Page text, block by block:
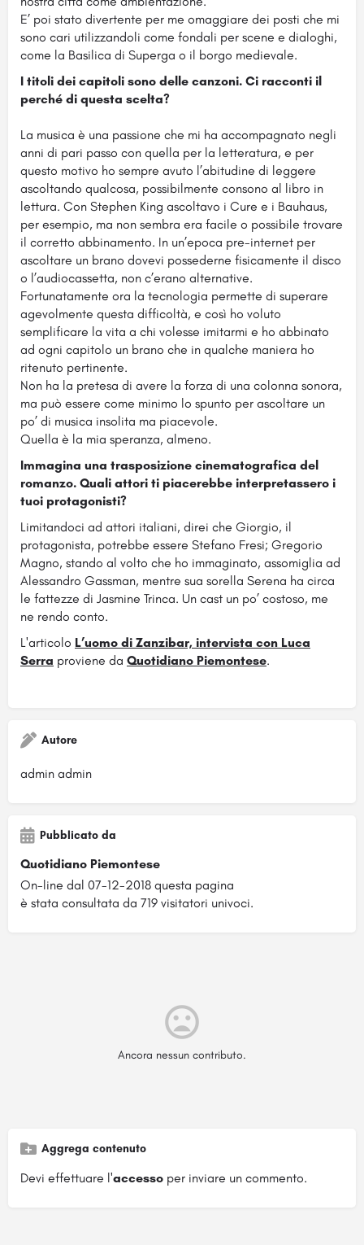
E’ poi stato divertente per me omaggiare dei posti che mi
sono cari utilizzandoli come fondali per scene e dialoghi,
come la Basilica di Superga o il borgo medievale.
I titoli dei capitoli sono delle canzoni. Ci racconti il
perché di questa scelta?
La musica è una passione che mi ha accompagnato negli
anni di pari passo con quella per la letteratura, e per
questo motivo ho sempre avuto l’abitudine di leggere
ascoltando qualcosa, possibilmente consono al libro in
lettura. Con Stephen King ascoltavo i Cure e i Bauhaus,
per esempio, ma non sembra era facile o possibile trovare
il corretto abbinamento. In un’epoca pre-internet per
ascoltare un brano dovevi possederne fisicamente il disco
o l’audiocassetta, non c’erano alternative.
Fortunatamente ora la tecnologia permette di superare
agevolmente questa difficoltà, e così ho voluto
semplificare la vita a chi volesse imitarmi e ho abbinato
ad ogni capitolo un brano che in qualche maniera ho
ritenuto pertinente.
Non ha la pretesa di avere la forza di una colonna sonora,
ma può essere come minimo lo spunto per ascoltare un
po’ di musica insolita ma piacevole.
Quella è la mia speranza, almeno.
Immagina una trasposizione cinematografica del
romanzo. Quali attori ti piacerebbe interpretassero i
tuoi protagonisti?
Limitandoci ad attori italiani, direi che Giorgio, il
protagonista, potrebbe essere Stefano Fresi; Gregorio
Magno, stando al volto che ho immaginato, assomiglia ad
Alessandro Gassman, mentre sua sorella Serena ha circa
le fattezze di Jasmine Trinca. Un cast un po’ costoso, me
ne rendo conto.
L'articolo L’uomo di Zanzibar, intervista con Luca
Serra proviene da Quotidiano Piemontese.
Autore
admin admin
Pubblicato da
Quotidiano Piemontese
On-line dal 07-12-2018 questa pagina
è stata consultata da 719 visitatori univoci.
Ancora nessun contributo.
Aggrega contenuto
Devi effettuare l'accesso per inviare un commento.